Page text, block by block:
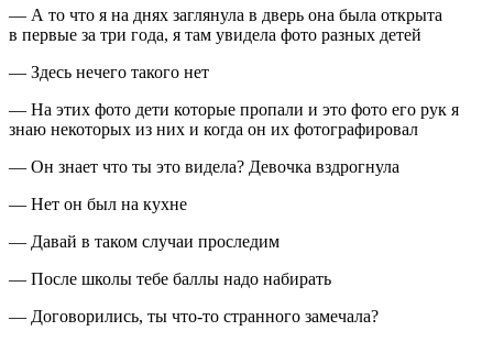
— А то что я на днях заглянула в дверь она была открыта
в первые за три года, я там увидела фото разных детей
— Здесь нечего такого нет
— На этих фото дети которые пропали и это фото его рук я
знаю некоторых из них и когда он их фотографировал
— Он знает что ты это видела? Девочка вздрогнула
— Нет он был на кухне
— Давай в таком случаи проследим
— После школы тебе баллы надо набирать
— Договорились, ты что-то странного замечала?